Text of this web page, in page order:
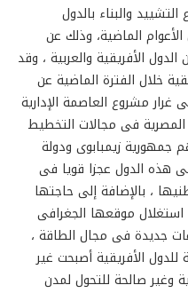
والبناء بالدول
دولار خلال الأعوام الماضية، وذلك عن
الأفريقية والعربية ، وقد
خلال الفترة الماضية عن
مشروع العاصمة الإدارية
المصرية فى مجالات التخطيط
جمهورية زيمبابوى ودولة
هذه الدول عجزا قويا فى
، بالإضافة إلى حاجتها
موقعها الجغرافى
جديدة فى مجال الطاقة ،
الأفريقية أصبحت غير
وغير صالحة للتحول لمدن